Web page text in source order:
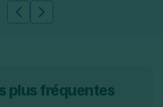
Slide précédente
Slide suivante
plus fréquentes